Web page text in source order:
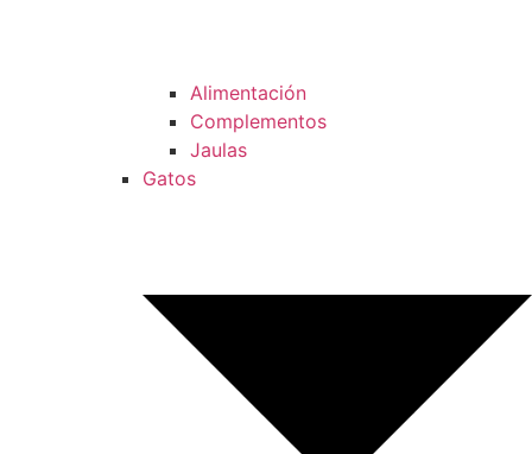
Alimentación
Complementos
Jaulas
Gatos